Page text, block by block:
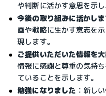
や判断に活かす意思を示
今後の取り組みに活かし
画や戦略に生かす意志を
現します。
ご提供いただいた情報を
情報に感謝と尊重の気持
ていることを示します。
勉強になりました ：新し